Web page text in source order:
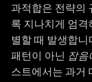
과적합은 전략의
록 지나치게 엄
별할 때 발생합
패턴이 아닌 잡음
스트에서는 과거